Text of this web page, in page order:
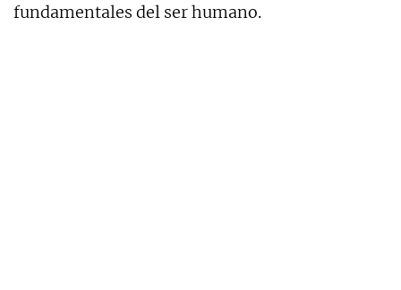
fundamentales del ser humano.